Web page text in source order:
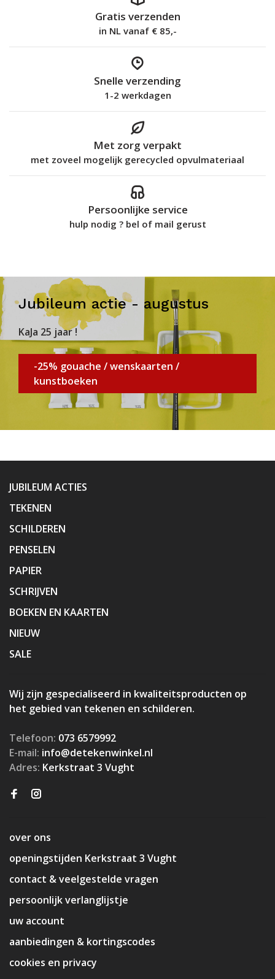
Gratis verzenden
in NL vanaf € 85,-
Snelle verzending
1-2 werkdagen
Met zorg verpakt
met zoveel mogelijk gerecycled opvulmateriaal
Persoonlijke service
hulp nodig ? bel of mail gerust
Jubileum actie - augustus
KaJa 25 jaar !
-25% gouache / wenskaarten /
kunstboeken
JUBILEUM ACTIES
TEKENEN
SCHILDEREN
PENSELEN
PAPIER
SCHRIJVEN
BOEKEN EN KAARTEN
NIEUW
SALE
Wij zijn gespecialiseerd in kwaliteitsproducten op
het gebied van tekenen en schilderen.
Telefoon: 073 6579992
E-mail: info@detekenwinkel.nl
Adres: Kerkstraat 3 Vught
over ons
openingstijden Kerkstraat 3 Vught
contact & veelgestelde vragen
persoonlijk verlanglijstje
uw account
aanbiedingen & kortingscodes
cookies en privacy